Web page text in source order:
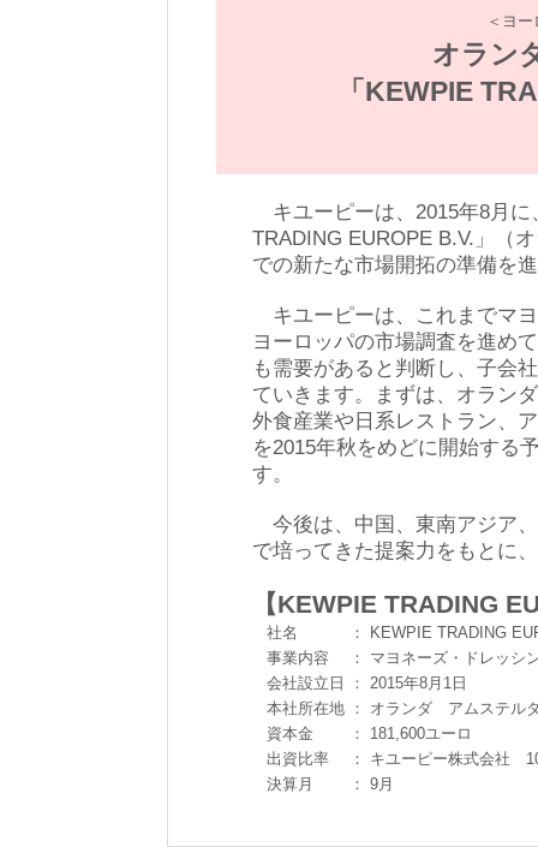
＜ヨ
オラン
「KEWPIE
キユーピーは、2015年8月に
TRADING EUROPE B.V.」（
での新たな市場開拓の準備を
キユーピーは、これまでマ
ヨーロッパの市場調査を進め
も需要があると判断し、子会
ていきます。まずは、オラン
外食産業や日系レストラン、
を2015年秋をめどに開始する
す。
今後は、中国、東南アジア
で培ってきた提案力をもとに
【KEWPIE TRADING
社名 ：
KEWPIE TRADING
事業内容
：
マヨネーズ・ドレッシ
会社設立日
：
2015年8月1日
本社所在地
：
オランダ アムステル
資本金
：
181,600ユーロ
出資比率
：
キユーピー株式会社
決算月
： 9月